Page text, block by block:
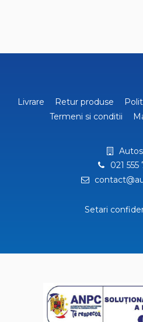
Livrare Retur produse
Termeni si conditii
021 555
Setari